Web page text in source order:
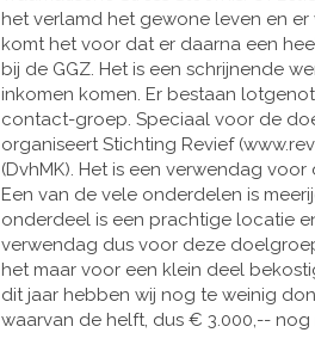
het verlamd het gewone leven en
komt het voor dat er daarna een
bij de GGZ. Het is een schrijnende
inkomen komen. Er bestaan
contact-groep. Speciaal voor de
organiseert Stichting Revief
(DvhMK). Het is een verwendag
Een van de vele onderdelen is
onderdeel is een prachtige locatie
verwendag dus voor deze
het maar voor een klein deel
dit jaar hebben wij nog te weinig
waarvan de helft, dus € 3.000,-- nog